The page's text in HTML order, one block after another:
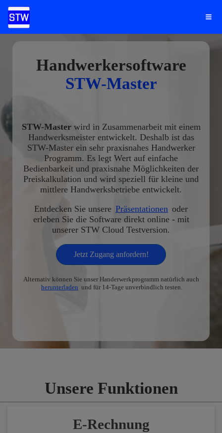
Handwerkersoftware
STW-Master
STW-Masterwird in Zusammenarbeit mit einem
Handwerksmeister entwickelt. Deshalb ist das
STW-Master ein sehr praxisnahes Handwerker
Programm. Es legt Wert auf einfache
Bedienbarkeit und praxisnahe Möglichkeiten der
Preiskalkulation und wird speziell für kleine und
mittlere Handwerksbetriebe entwickelt.
Entdecken Sie unsere Präsentationen oder
erleben Sie die Software direkt online - mit
unserer STW Cloud Testversion.
Jetzt Zugang anfordern!
Alternativ können Sie unser Handerwerkprogramm natürlich auch
herunterladen und für 14-Tage unverbindlich testen.
Unsere Funktionen
E-Rechnung